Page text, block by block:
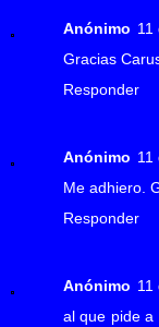
Anónimo 11
Gracias
Responder
Anónimo 11
Me adhiero.
Responder
Anónimo 11
al que pide a